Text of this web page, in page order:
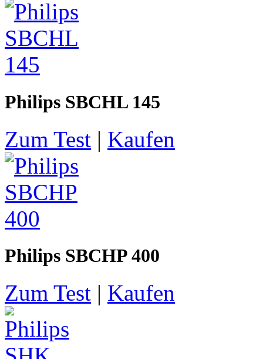
Philips SBCHL 145
Zum Test | Kaufen
Philips SBCHP 400
Zum Test | Kaufen